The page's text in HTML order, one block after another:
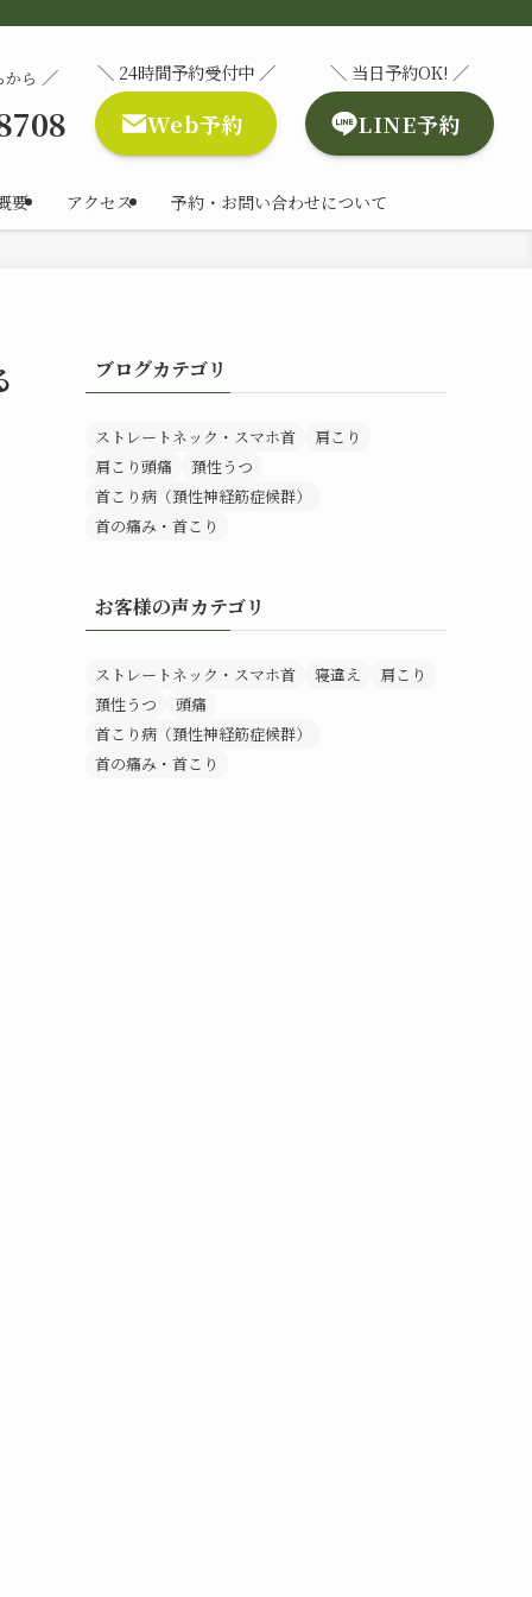
要 アクセス 予約・お問い合わせについて
ら ／ ＼ 24時間予約受付中 ／
Web予約
＼ 当日予約OK! ／
LINE予約
ブログカテゴリ
ストレートネック・スマホ首
肩こり
肩こり頭痛
頚性うつ
首こり病（頚性神経筋症候群）
首の痛み・首こり
お客様の声カテゴリ
ストレートネック・スマホ首 寝違え
肩こり
頚性うつ
頭痛
首こり病（頚性神経筋症候群）
首の痛み・首こり